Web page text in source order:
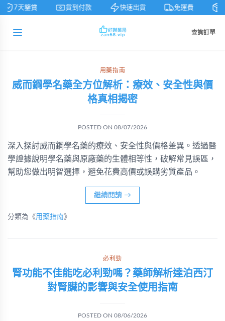
7天鑒賞 貨到付款 快速出貨 免運費 私
查詢訂單
用藥指南
威而鋼學名藥全方位解析：療效、安全性與價
格真相揭密
POSTED ON 08/07/2026
深入探討威而鋼學名藥的療效、安全性與價格差異。透過醫
學證據說明學名藥與原廠藥的生體相等性，破解常見誤區，
幫助您做出明智選擇，避免花費高價或誤購劣質產品。
繼續閱讀 →
分類為《用藥指南》
必利勁
腎功能不佳能吃必利勁嗎？藥師解析達泊西汀
對腎臟的影響與安全使用指南
POSTED ON 08/06/2026